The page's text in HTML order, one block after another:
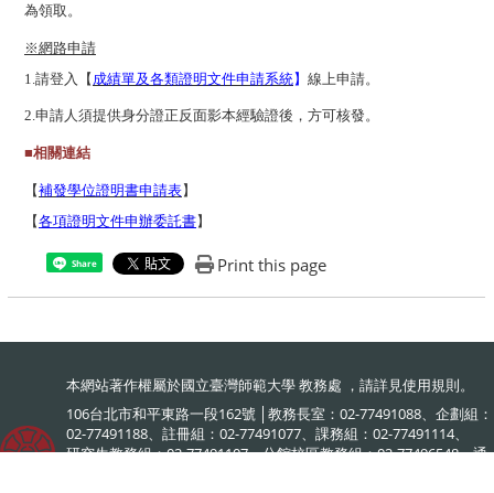
為領取。
※網路申請
1. 請登入【 成績單及各類證明文件申請系統】 線上申請。
2. 申請人須提供身分證正反面影本經驗證後，方可核發。
■相關連結
【補發學位證明書申請表】
【各項證明文件申辦委託書】
Share Print this page
本網站著作權屬於國立臺灣師範大學 教務處 ，請詳見使用規則。
106台北市和平東路一段162號 │教務長室：02-77491088、企劃組：
02-77491188、註冊組：02-77491077、課務組：02-77491114、
研究生教務組：02-77491107、公館校區教務組：02-77496548、通